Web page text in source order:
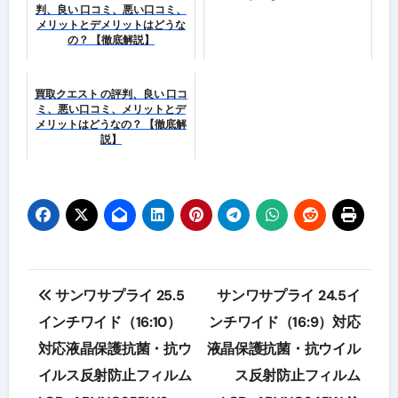
判、良い 口コミ、悪い口コミ、
メリットとデメリットはどうな
の？ 【徹底解説】
買取クエスト の評判、良い 口コ
ミ、悪い口コミ、メリットとデ
メリットはどうなの？ 【徹底解
説】
投
稿
ナ
サンワサプライ 25.5
インチワイド（16:10）
対応液晶保護抗菌・抗ウ
イルス反射防止フィルム
サンワサプライ 24.5イ
ンチワイド（16:9）対応
液晶保護抗菌・抗ウイル
ス反射防止フィルム